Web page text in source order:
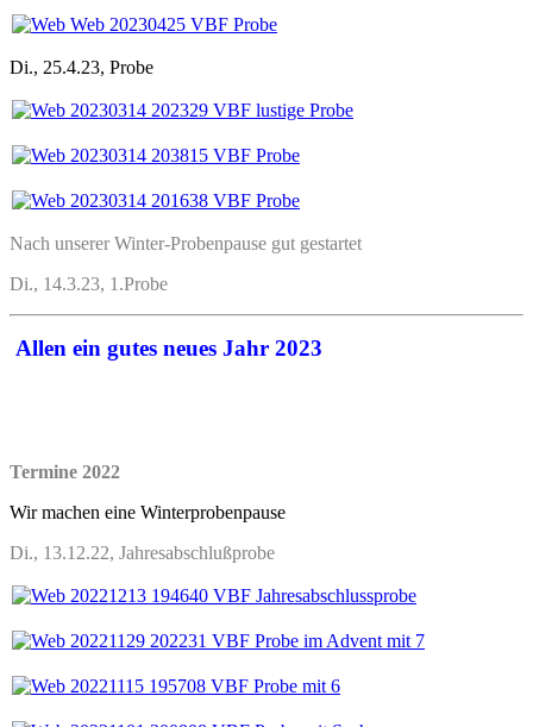
Di., 25.4.23, Probe
Nach unserer Winter-Probenpause gut gestartet
Di., 14.3.23, 1.Probe
Allen ein gutes neues Jahr 2023
Termine 2022
Wir machen eine Winterprobenpause
Di., 13.12.22, Jahresabschlußprobe